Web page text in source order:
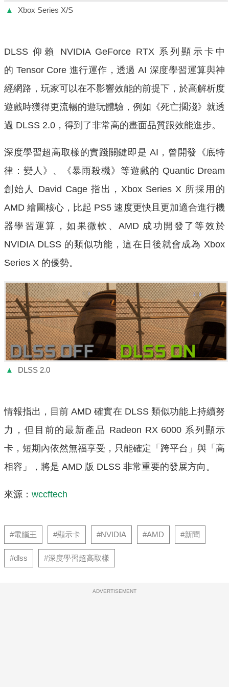
▲ Xbox Series X/S
DLSS 仰賴 NVIDIA GeForce RTX 系列顯示卡中
的 Tensor Core 進行運作，透過 AI 深度學習運算與神
經網路，玩家可以在不影響效能的前提下，於高解析度
遊戲時獲得更流暢的遊玩體驗，例如《死亡擱淺》就透
過 DLSS 2.0，得到了非常高的畫面品質跟效能進步。
深度學習超高取樣的實踐關鍵即是 AI，曾開發《底特
律：變人》、《暴雨殺機》等遊戲的 Quantic Dream
創始人 David Cage 指出，Xbox Series X 所採用的
AMD 繪圖核心，比起 PS5 速度更快且更加適合進行機
器學習運算，如果微軟、AMD 成功開發了等效於
NVIDIA DLSS 的類似功能，這在日後就會成為 Xbox
Series X 的優勢。
▲ DLSS 2.0
情報指出，目前 AMD 確實在 DLSS 類似功能上持續努
力，但目前的最新產品 Radeon RX 6000 系列顯示
卡，短期內依然無福享受，只能確定「跨平台」與「高
相容」，將是 AMD 版 DLSS 非常重要的發展方向。
來源： wccftech
#電腦王 #顯示卡 #NVIDIA #AMD #新聞
#dlss #深度學習超高取樣
ADVERTISEMENT